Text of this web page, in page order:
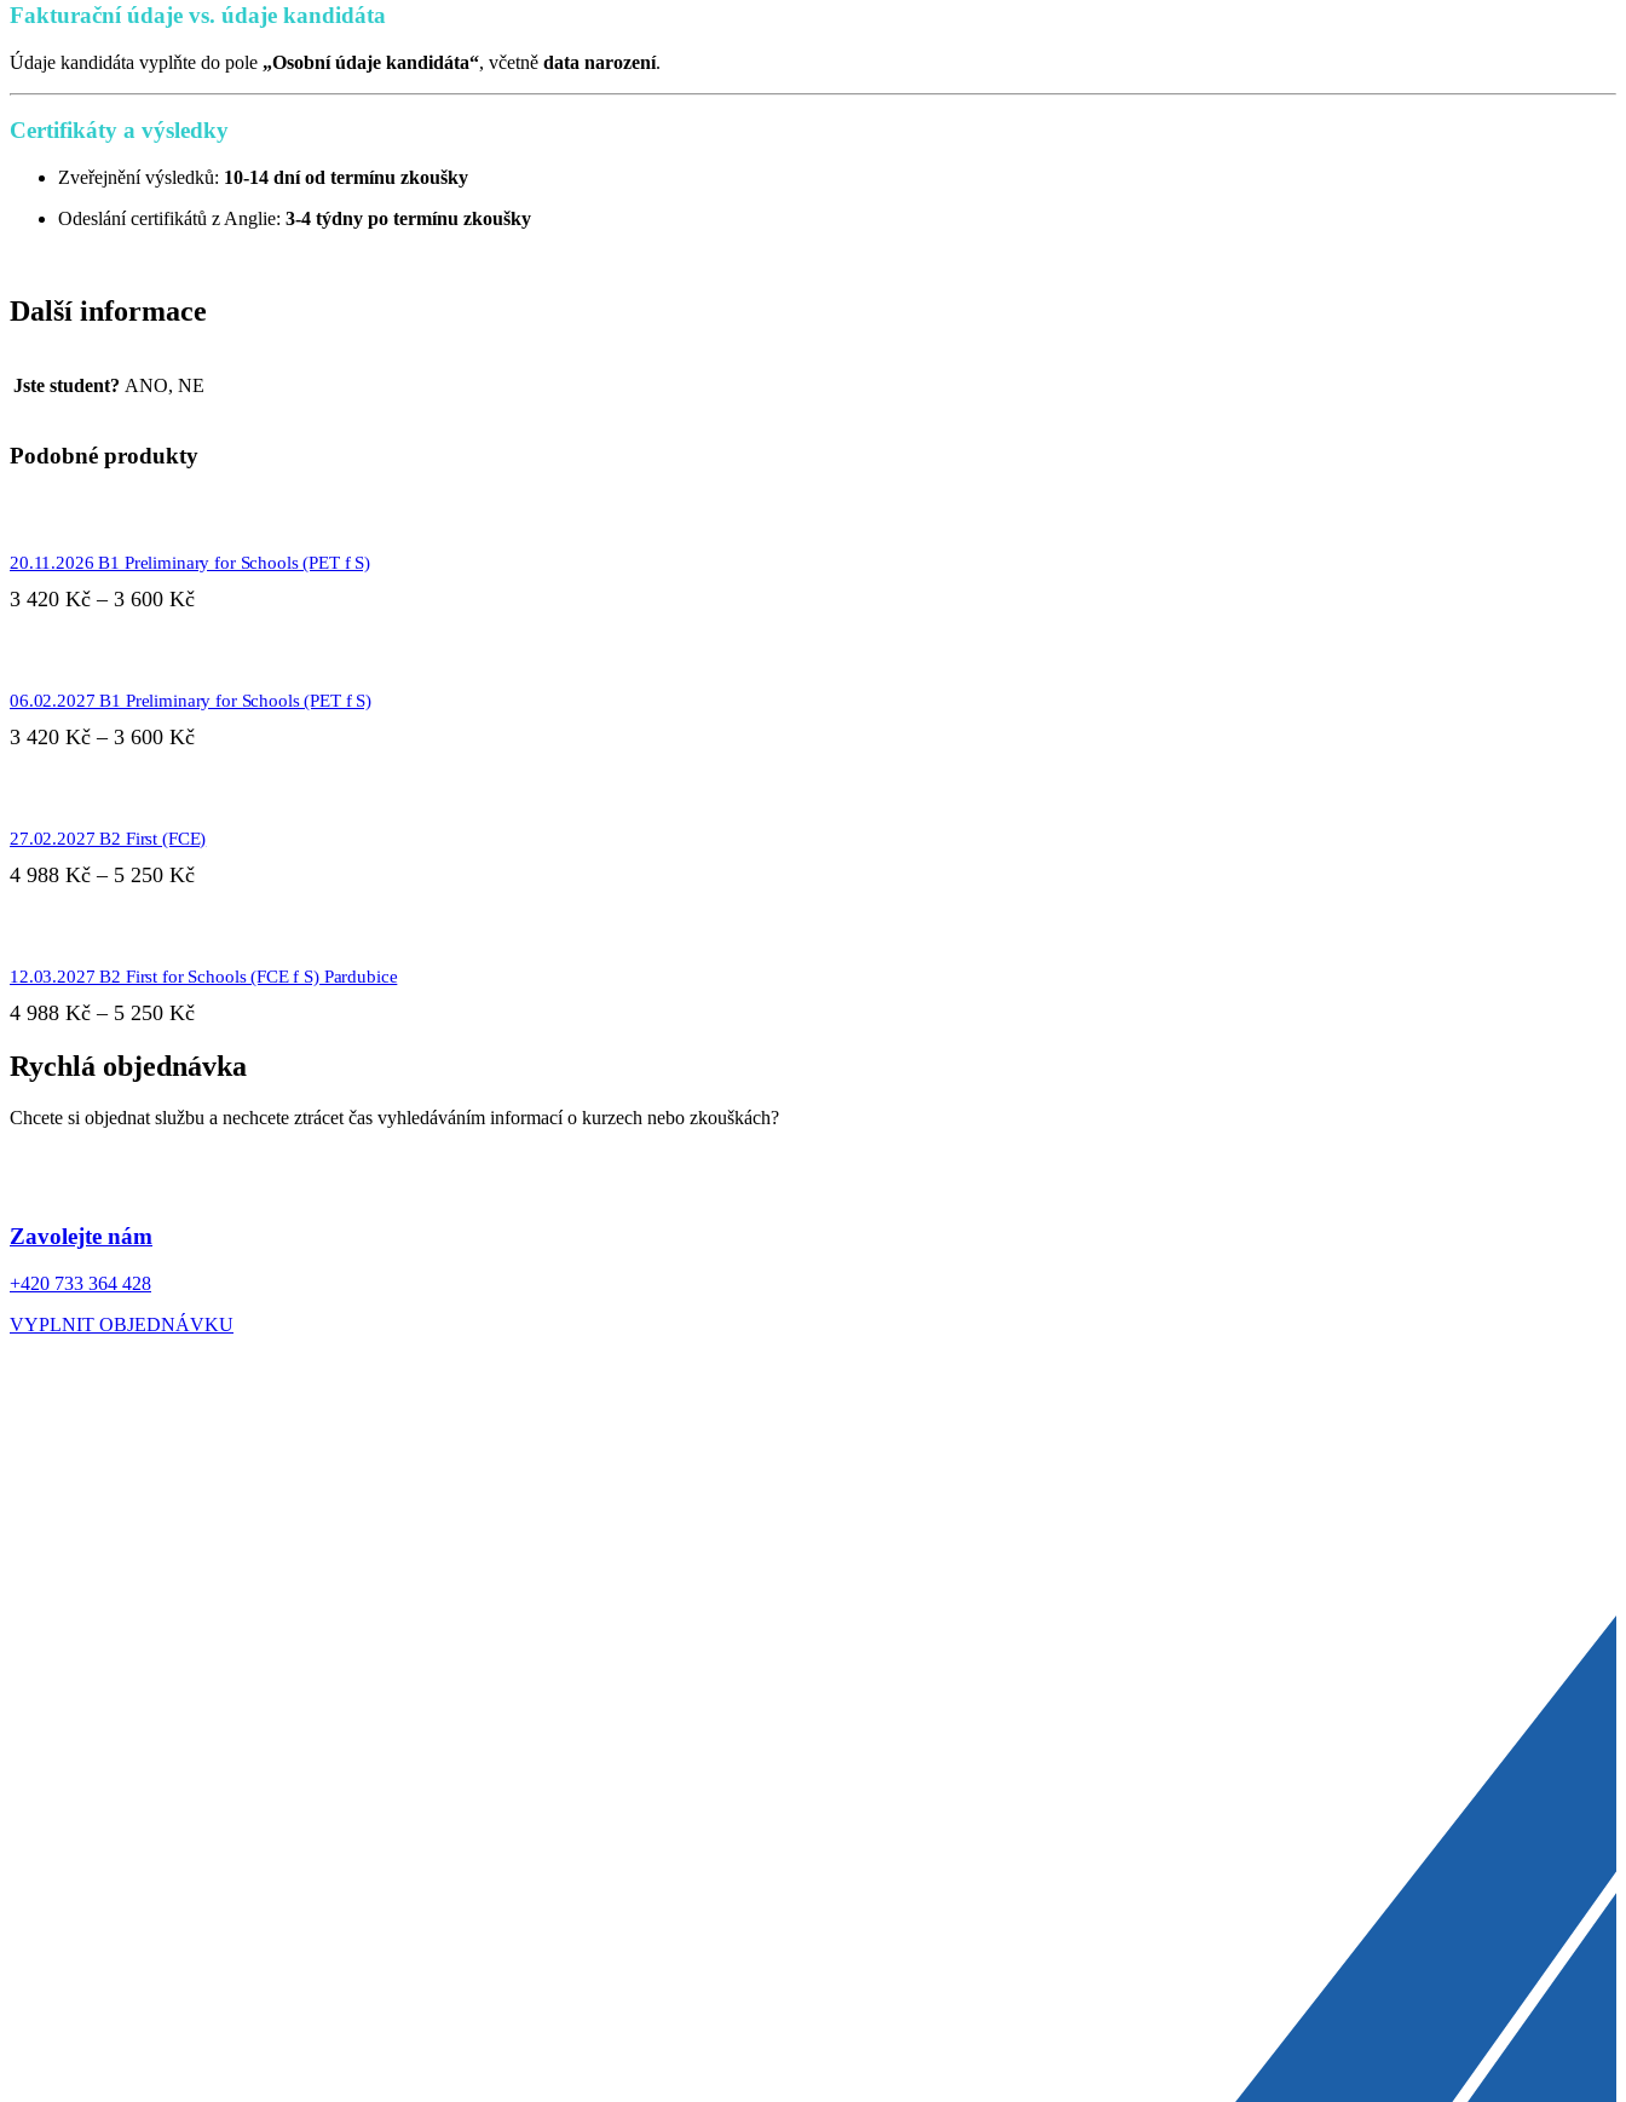
Fakturační údaje vs. údaje kandidáta
Údaje kandidáta vyplňte do pole „Osobní údaje kandidáta“, včetně data narození.
Certifikáty a výsledky
Zveřejnění výsledků: 10-14 dní od termínu zkoušky
Odeslání certifikátů z Anglie: 3-4 týdny po termínu zkoušky
Další informace
Jste student? ANO, NE
Podobné produkty
má
více
variant.
na
produktu
20.11.2026 B1 Preliminary for Schools (PET f S)
3 420 Kč – 3 600 KčRozpětí
až
3
600 Kč
má
více
variant.
na
produktu
06.02.2027 B1 Preliminary for Schools (PET f S)
3 420 Kč – 3 600 KčRozpětí
až
3
600 Kč
má
více
variant.
na
produktu
27.02.2027 B2 First (FCE)
4 988 Kč – 5 250 KčRozpětí
až
5
250 Kč
má
více
variant.
lze
vybrat
na
12.03.2027 B2 First for Schools (FCE f S) Pardubice
4 988 Kč – 5 250 KčRozpětí
4
až
Rychlá objednávka
Chcete si objednat službu a nechcete ztrácet čas vyhledáváním informací o kurzech nebo zkouškách?
Zavolejte nám
+420 733 364 428
VYPLNIT OBJEDNÁVKU